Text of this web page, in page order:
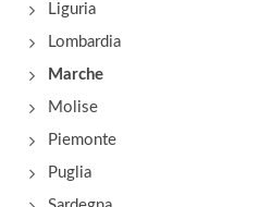
Liguria
Lombardia
Marche
Molise
Piemonte
Puglia